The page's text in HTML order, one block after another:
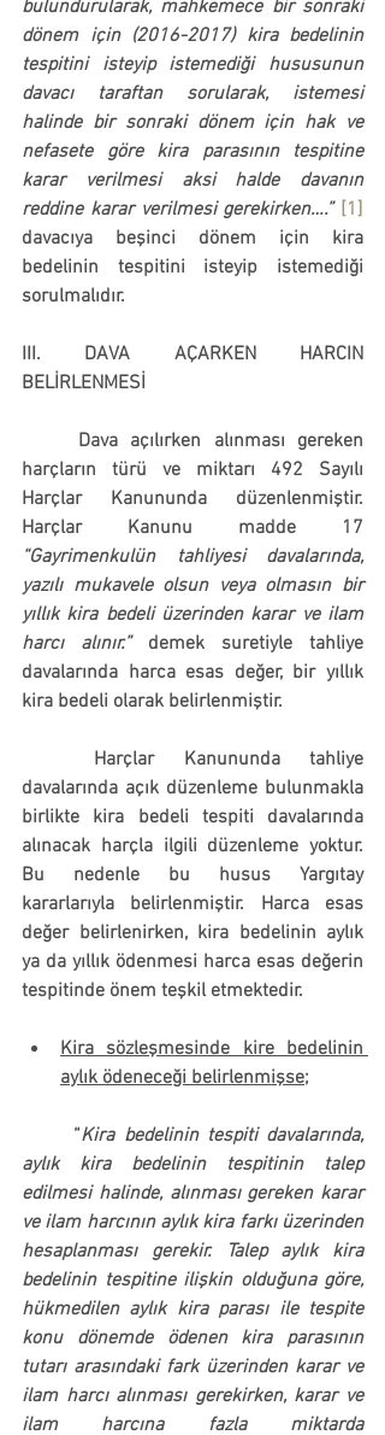
bulundurularak, mahkemece bir sonraki
dönem için (2016-2017) kira bedelinin
tespitini isteyip istemediği hususunun
davacı taraftan sorularak, istemesi
halinde bir sonraki dönem için hak ve
nefasete göre kira parasının tespitine
karar verilmesi aksi halde davanın
reddine karar verilmesi gerekirken….” [1]
davacıya beşinci dönem için kira
bedelinin tespitini isteyip istemediği
sorulmalıdır.
III. DAVA AÇARKEN HARCIN
BELİRLENMESİ
harçların türü ve miktarı 492 Sayılı
Harçlar Kanununda düzenlenmiştir.
“Gayrimenkulün tahliyesi davalarında,
yazılı mukavele olsun veya olmasın bir
yıllık kira bedeli üzerinden karar ve ilam
harcı alınır.” demek suretiyle tahliye
davalarında harca esas değer, bir yıllık
kira bedeli olarak belirlenmiştir.
davalarında açık düzenleme bulunmakla
birlikte kira bedeli tespiti davalarında
alınacak harçla ilgili düzenleme yoktur.
Bu nedenle bu husus Yargıtay
kararlarıyla belirlenmiştir. Harca esas
değer belirlenirken, kira bedelinin aylık
ya da yıllık ödenmesi harca esas değerin
tespitinde önem teşkil etmektedir.
Kira sözleşmesinde kire bedelinin
aylık ödeneceği belirlenmişse;
	“
Kira bedelinin tespiti davalarında,
aylık kira bedelinin tespitinin talep
edilmesi halinde, alınması gereken karar
ve ilam harcının aylık kira farkı üzerinden
hesaplanması gerekir. Talep aylık kira
bedelinin tespitine ilişkin olduğuna göre,
hükmedilen aylık kira parası ile tespite
konu dönemde ödenen kira parasının
tutarı arasındaki fark üzerinden karar ve
ilam harcı alınması gerekirken, karar ve
ilam harcına fazla miktarda